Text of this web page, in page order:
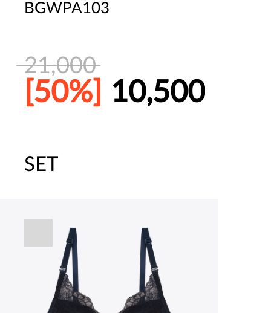
BGWPA103
21,000
[50%] 10,500
주말특가 20%(8.7~8.9)/5만원 이
[썸머블프] 2만원 할인 쿠폰(8.1~31)
SET